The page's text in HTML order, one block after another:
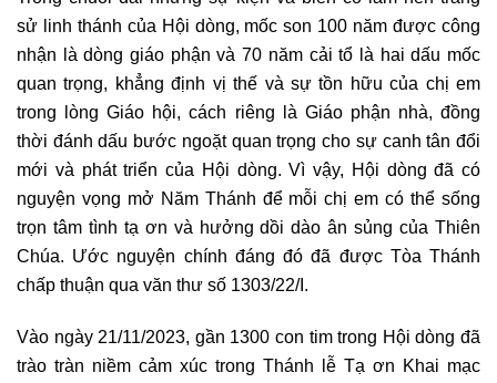
sử linh thánh của Hội dòng, mốc son 100 năm được công
nhận là dòng giáo phận và 70 năm cải tổ là hai dấu mốc
quan trọng, khẳng định vị thế và sự tồn hữu của chị em
trong lòng Giáo hội, cách riêng là Giáo phận nhà, đồng
thời đánh dấu bước ngoặt quan trọng cho sự canh tân đổi
mới và phát triển của Hội dòng. Vì vậy, Hội dòng đã có
nguyện vọng mở Năm Thánh để mỗi chị em có thể sống
trọn tâm tình tạ ơn và hưởng dồi dào ân sủng của Thiên
Chúa. Ước nguyện chính đáng đó đã được Tòa Thánh
chấp thuận qua văn thư số 1303/22/I.
Vào ngày 21/11/2023, gần 1300 con tim trong Hội dòng đã
trào tràn niềm cảm xúc trong Thánh lễ Tạ ơn Khai mạc